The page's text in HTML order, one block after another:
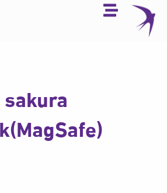
تخطي
المحتوى
sakura